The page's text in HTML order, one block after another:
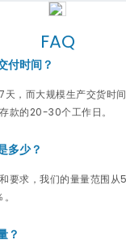
FAQ
付时间？
天，而大规模生产交货时
款的20-30个工作日。
多少？
要求，我们的量量范围
？